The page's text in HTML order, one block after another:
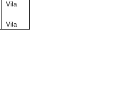
Vila
Vila